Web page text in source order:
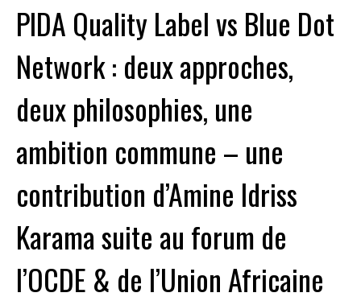
PIDA Quality Label vs Blue Dot
Network : deux approches,
deux philosophies, une
ambition commune – une
contribution d’Amine Idriss
Karama suite au forum de
l’OCDE & de l’Union Africaine